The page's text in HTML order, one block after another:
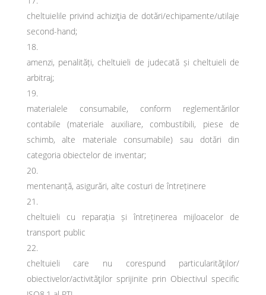
cheltuielile privind achiziţia de dotări/echipamente/utilaje
second-hand;
amenzi, penalități, cheltuieli de judecată și cheltuieli de
arbitraj;
materialele consumabile, conform reglementărilor
contabile (materiale auxiliare, combustibili, piese de
schimb, alte materiale consumabile) sau dotări din
categoria obiectelor de inventar;
mentenanță, asigurări, alte costuri de întreținere
cheltuieli cu reparația și întreținerea mijloacelor de
transport public
cheltuieli care nu corespund particularităţilor/
obiectivelor/activităţilor sprijinite prin Obiectivul specific